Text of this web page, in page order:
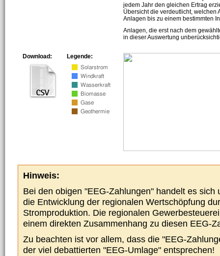
jedem Jahr den gleichen Ertrag
Übersicht die verdeutlicht, welchen
Anlagen bis zu einem bestimmten
Anlagen, die erst nach dem
in dieser Auswertung
Legende:
Download:
Hinweis:
Bei den obigen "EEG-Zahlungen" handelt es sich
die Entwicklung der regionalen Wertschöpfung
Stromproduktion. Die regionalen
einem direkten Zusammenhang zu diesen EEG-
Zu beachten ist vor allem, dass die "EEG-
der viel debattierten "EEG-Umlage" entsprechen!